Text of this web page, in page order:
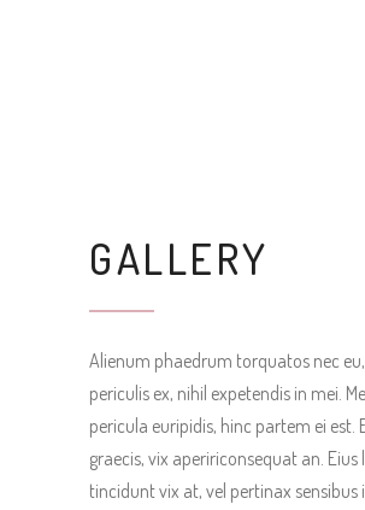
GALLERY
Alienum phaedrum torquatos nec
periculis ex, nihil expetendis in mei.
pericula euripidis, hinc partem ei est.
graecis, vix apeririconsequat an. Eius
tincidunt vix at, vel pertinax sensibus